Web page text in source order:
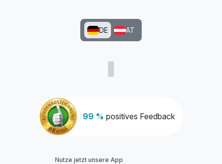
99 % positives Feedback
DE AT
Nutze jetzt unsere App